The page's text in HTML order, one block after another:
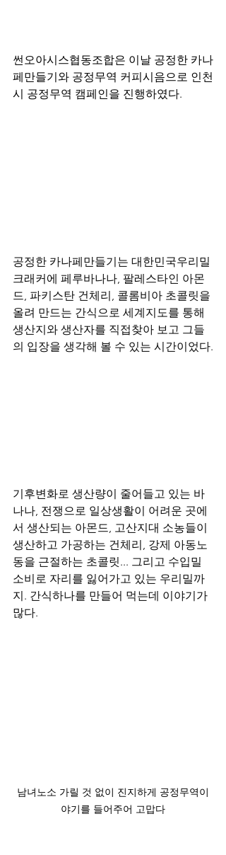
썬오아시스협동조합은 이날 공정한 카나
페만들기와 공정무역 커피시음으로 인천
시 공정무역 캠페인을 진행하였다.
공정한 카나페만들기는 대한민국우리밀
크래커에 페루바나나, 팔레스타인 아몬
드, 파키스탄 건체리, 콜롬비아 초콜릿을
올려 만드는 간식으로 세계지도를 통해
생산지와 생산자를 직접찾아 보고 그들
의 입장을 생각해 볼 수 있는 시간이었다.
기후변화로 생산량이 줄어들고 있는 바
나나, 전쟁으로 일상생활이 어려운 곳에
서 생산되는 아몬드, 고산지대 소농들이
생산하고 가공하는 건체리, 강제 아동노
동을 근절하는 초콜릿... 그리고 수입밀
소비로 자리를 잃어가고 있는 우리밀까
지. 간식하나를 만들어 먹는데 이야기가
많다.
남녀노소 가릴 것 없이 진지하게 공정무역이
야기를 들어주어 고맙다